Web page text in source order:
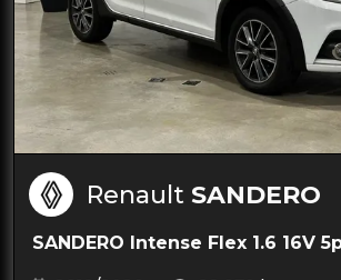
Renault SANDERO
SANDERO Intense Flex 1.6 16V